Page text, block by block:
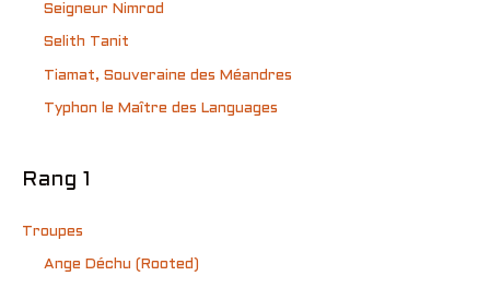
Seigneur Nimrod
Selith Tanit
Tiamat, Souveraine des Méandres
Typhon le Maître des Languages
Rang 1
Troupes
Ange Déchu (Rooted)